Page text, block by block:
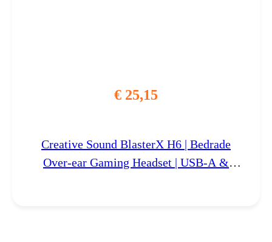
€ 25,15
Creative Sound BlasterX H6 | Bedrade
Over-ear Gaming Headset | USB-A &